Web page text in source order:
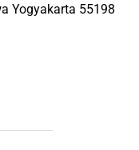
Yogyakarta 55198